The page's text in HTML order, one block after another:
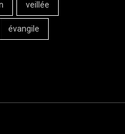
veillée
évangile